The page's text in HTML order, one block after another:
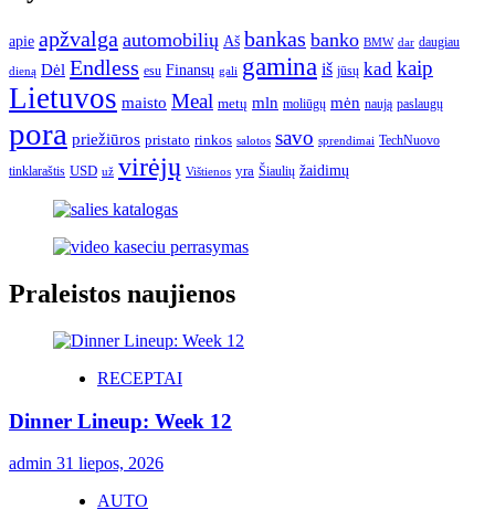
apie apžvalga automobilių Aš bankas banko BMW dar daugiau
dieną Dėl Endless esu Finansų gali gamina iš jūsų kad kaip
Lietuvos maisto Meal metų mln moliūgų mėn naują paslaugų
pora priežiūros pristato rinkos salotos savo sprendimai TechNuovo
tinklaraštis USD už virėjų Vištienos yra Šiaulių žaidimų
Praleistos naujienos
RECEPTAI
Dinner Lineup: Week 12
admin 31 liepos, 2026
AUTO